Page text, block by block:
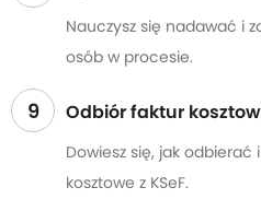
Nauczysz się nadawać i
osób w procesie.
9 Odbiór faktur
Dowiesz się, jak
kosztowe z KSeF.